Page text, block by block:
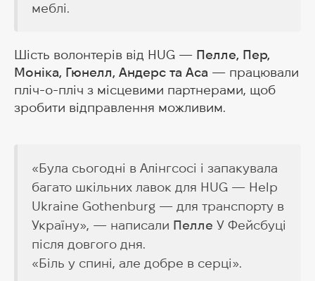
меблі.
Шість волонтерів від HUG — Пелле, Пер,
Моніка, Гюнелл, Андерс та Аса — працювали
пліч-о-пліч з місцевими партнерами, щоб
зробити відправлення можливим.
«Була сьогодні в Алінгсосі і запакувала
багато шкільних лавок для HUG — Help
Ukraine Gothenburg — для транспорту в
Україну», — написали Пелле У Фейсбуці
після довгого дня.
«Біль у спині, але добре в серці».